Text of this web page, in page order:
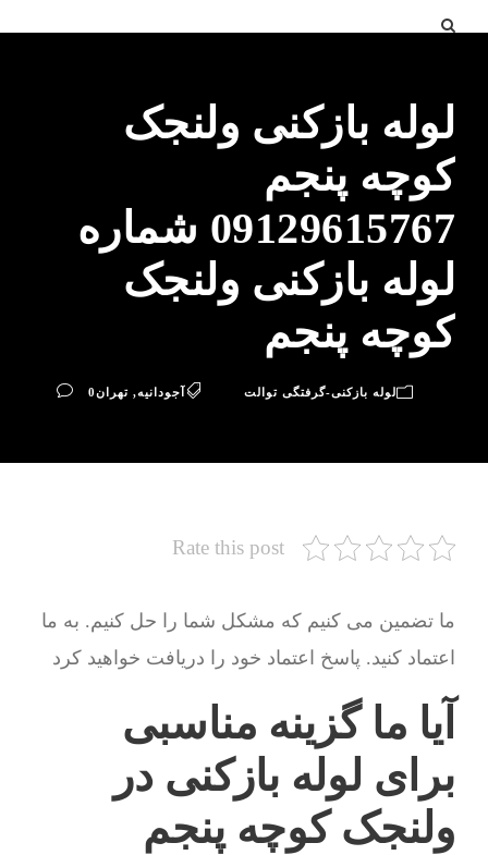
لوله بازکنی ولنجک
کوچه پنجم
09129615767 شماره
لوله بازکنی ولنجک
کوچه پنجم
لوله بازکنی-گرفتگی توالت آجودانیه, تهران0
Rate this post
ما تضمین می کنیم که مشکل شما را حل کنیم. به ما
اعتماد کنید. پاسخ اعتماد خود را دریافت خواهید کرد
آیا ما گزینه مناسبی
برای لوله بازکنی در
ولنجک کوچه پنجم